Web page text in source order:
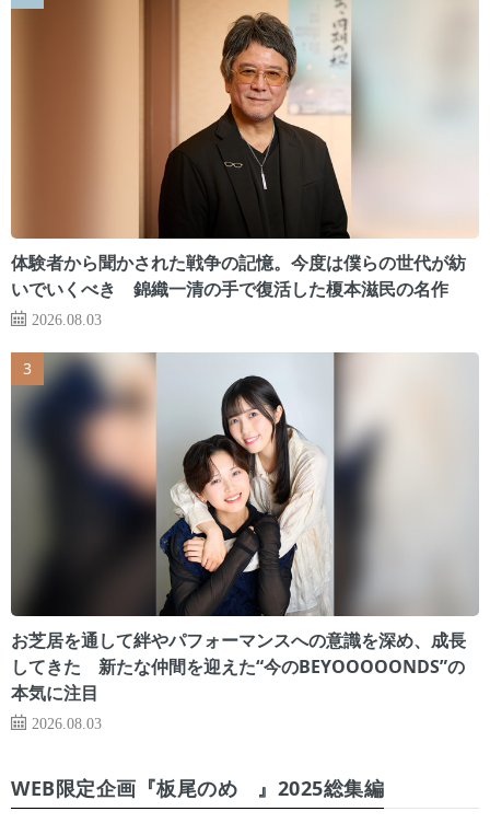
体験者から聞かされた戦争の記憶。今度は僕らの世代が紡
いでいくべき 錦織一清の手で復活した榎本滋民の名作
2026.08.03
お芝居を通して絆やパフォーマンスへの意識を深め、成長
してきた 新たな仲間を迎えた“今のBEYOOOOONDS”の
本気に注目
2026.08.03
WEB限定企画『板尾のめ゙』2025総集編